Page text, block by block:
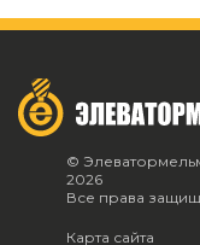
©
2026
Все права
Карта сайта